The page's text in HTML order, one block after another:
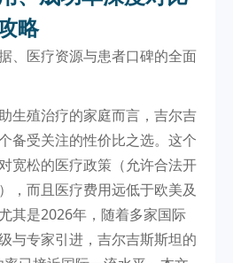
略
医疗资源与患者口碑的全面
生殖治疗的家庭而言，吉尔吉
备受关注的性价比之选。这个
宽松的医疗政策（允许合法开
，而且医疗费用远低于欧美及
其是2026年，随着多家国际
与专家引进，吉尔吉斯斯坦的